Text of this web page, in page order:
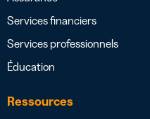
Services financiers
Services professionnels
Éducation
Ressources